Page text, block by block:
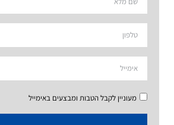
מעוניין לקבל הטבות ומבצעים באימייל